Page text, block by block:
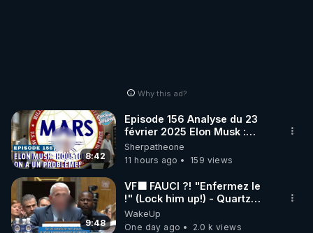
Why this ad?
8:42
Episode 156 Analyse du 23
février 2025 Elon Musk :
Houston , on a un problème !
Sherpatheone
11 hours ago
159 views
9:48
VF🟩 FAUCI ?! "Enfermez le
!" (Lock him up!) - Quartz
Traduction
WakeUp
One day ago
2.0 k views